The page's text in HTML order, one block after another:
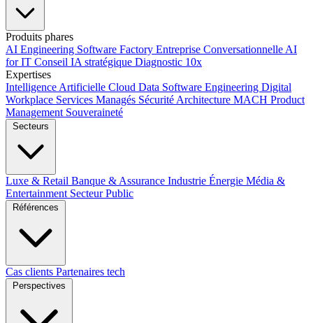
Produits phares
AI Engineering Software Factory Entreprise Conversationnelle AI
for IT Conseil IA stratégique Diagnostic 10x
Expertises
Intelligence Artificielle Cloud Data Software Engineering Digital
Workplace Services Managés Sécurité Architecture MACH Product
Management Souveraineté
Secteurs
Luxe & Retail Banque & Assurance Industrie Énergie Média &
Entertainment Secteur Public
Références
Cas clients Partenaires tech
Perspectives